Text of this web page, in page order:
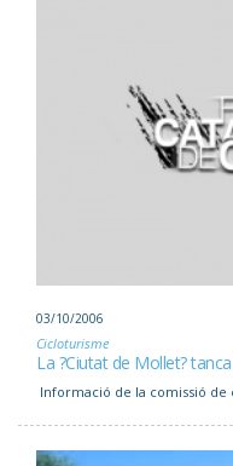
03/10/2006
Cicloturisme
La ?Ciutat de Mollet?
Informació de la comissió de